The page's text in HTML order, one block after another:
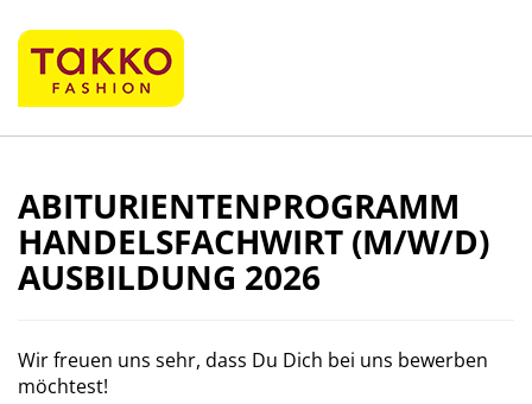
ABITURIENTENPROGRAMM
HANDELSFACHWIRT (M/W/D)
AUSBILDUNG 2026
Wir freuen uns sehr, dass Du Dich bei uns bewerben
möchtest!